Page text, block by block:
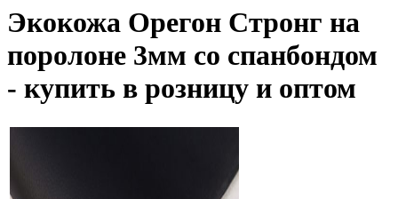
Экокожа Орегон Стронг на
поролоне 3мм со спанбондом
- купить в розницу и оптом